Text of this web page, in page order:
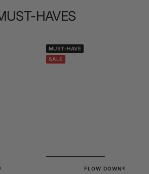
HAVES
MUST-HAVE
SALE
FLOW DOWN®